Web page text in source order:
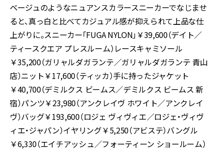
ベージュのようなニュアンスカラースニーカーでなじませ
ると、真っ白と比べてカジュアル感が抑えられて上品な仕
上がりに。スニーカー「FUGA NYLON」￥39,600（デイト／
ティースクエア プレスルーム）レースキャミソール
￥35,200（ガリャルダガランテ／ガリャルダガランテ 青山
店）ニット￥17,600（ティッカ）手に持ったジャケット
￥40,700（デミルクス ビームス／デミルクス ビームス 新
宿）パンツ￥23,980（アンクレイヴ ホワイト／アンクレイ
ヴ）バッグ￥193,600（ロジェ ヴィヴィエ／ロジェ・ヴィヴ
ィエ・ジャパン）イヤリング￥5,250（アビステ）バングル
￥6,330（エイチアッシュ／フォーティーン ショールーム）